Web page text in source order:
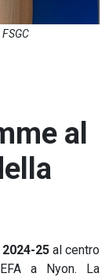
al
25 al centro
a Nyon. La